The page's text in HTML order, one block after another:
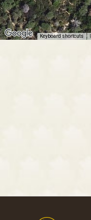
Keyboard shortcuts